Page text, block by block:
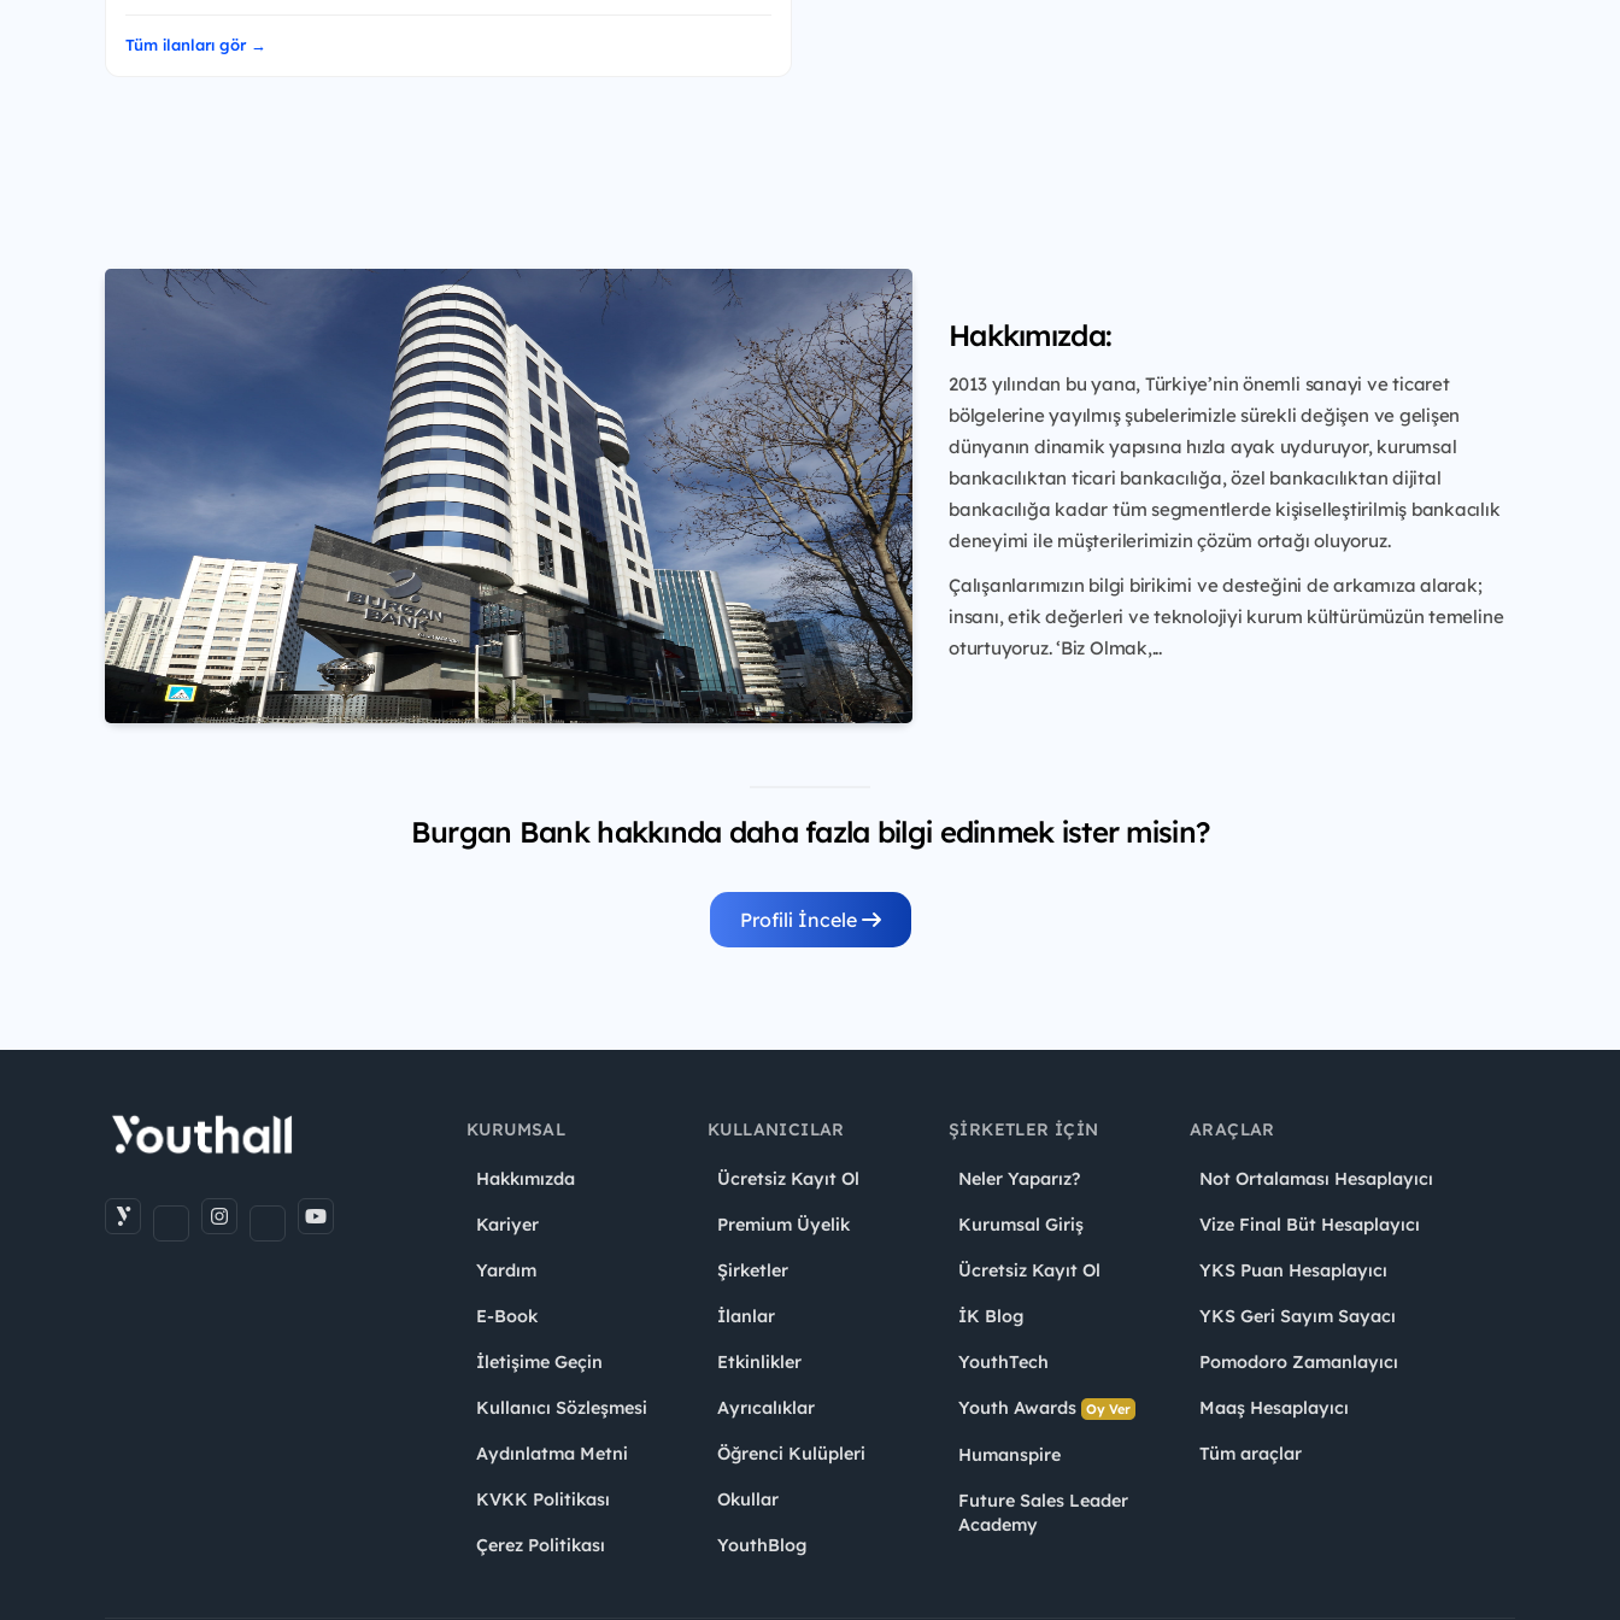
Tüm ilanları gör →
Hakkımızda:
2013 yılından bu yana, Türkiye’nin önemli sanayi ve ticaret
bölgelerine yayılmış şubelerimizle sürekli değişen ve gelişen
dünyanın dinamik yapısına hızla ayak uyduruyor, kurumsal
bankacılıktan ticari bankacılığa, özel bankacılıktan dijital
bankacılığa kadar tüm segmentlerde kişiselleştirilmiş bankacılık
deneyimi ile müşterilerimizin çözüm ortağı oluyoruz.
Çalışanlarımızın bilgi birikimi ve desteğini de arkamıza alarak;
insanı, etik değerleri ve teknolojiyi kurum kültürümüzün temeline
oturtuyoruz. ‘Biz Olmak,...
Burgan Bank hakkında daha fazla bilgi edinmek ister misin?
Profili İncele
KURUMSAL
Hakkımızda
Kariyer
Yardım
E-Book
İletişime Geçin
Kullanıcı Sözleşmesi
Aydınlatma Metni
KVKK Politikası
Çerez Politikası
KULLANICILAR
Ücretsiz Kayıt Ol
Premium Üyelik
Şirketler
İlanlar
Etkinlikler
Ayrıcalıklar
Öğrenci Kulüpleri
Okullar
YouthBlog
ŞIRKETLER İÇIN
Neler Yaparız?
Kurumsal Giriş
Ücretsiz Kayıt Ol
İK Blog
YouthTech
Youth Awards Oy Ver
Humanspire
Future Sales Leader
Academy
ARAÇLAR
Not Ortalaması Hesaplayıcı
Vize Final Büt Hesaplayıcı
YKS Puan Hesaplayıcı
YKS Geri Sayım Sayacı
Pomodoro Zamanlayıcı
Maaş Hesaplayıcı
Tüm araçlar